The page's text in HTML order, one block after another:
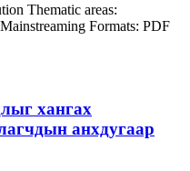
Thematic areas:
Formats: PDF
хангах
анхдугаар